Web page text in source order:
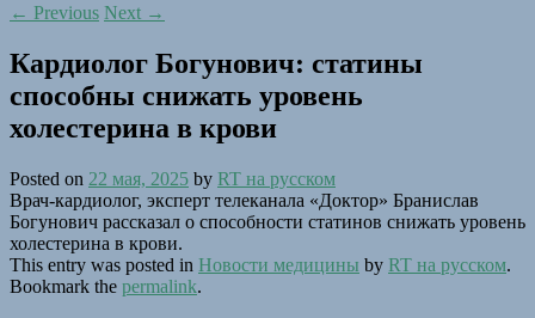
← Previous Next →
Кардиолог Богунович: статины
способны снижать уровень
холестерина в крови
Posted on 22 мая, 2025 by RT на русском
Врач-кардиолог, эксперт телеканала «Доктор» Бранислав
Богунович рассказал о способности статинов снижать уровень
холестерина в крови.
This entry was posted in Новости медицины by RT на русском.
Bookmark the permalink.